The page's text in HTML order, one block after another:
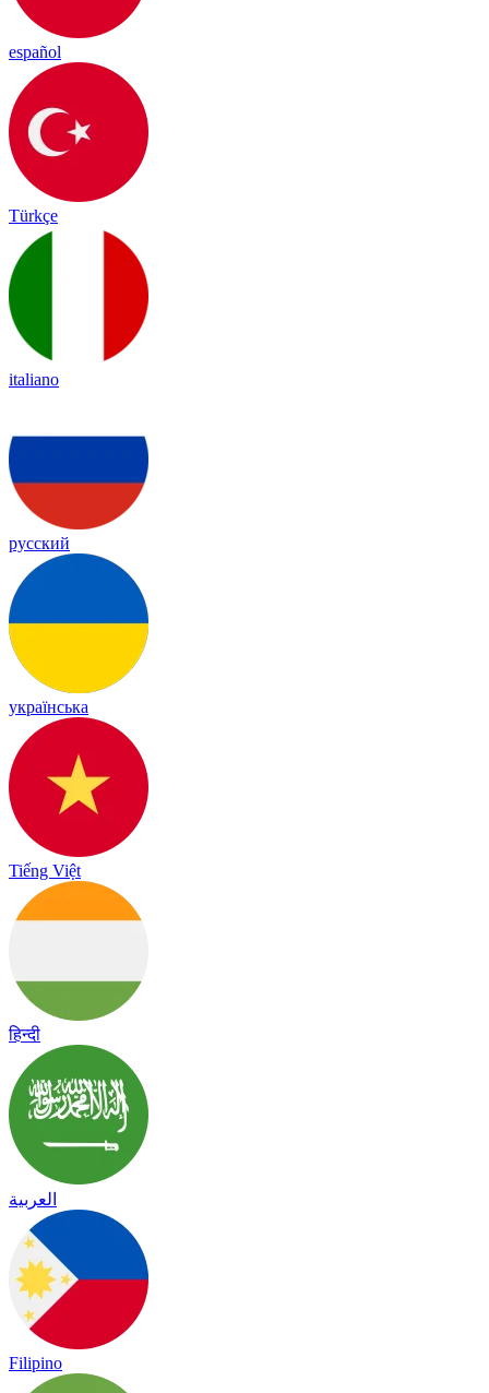
español
Türkçe
italiano
русский
українська
Tiếng Việt
हिन्दी
العربية
Filipino